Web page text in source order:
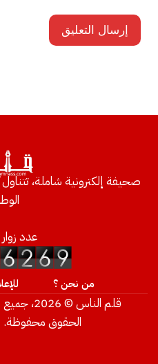
صحيفة إلكترونية شاملة، تتناول
عدد
من نحن ؟
قلم الناس © 2026، جميع
الحقوق محفوظة.